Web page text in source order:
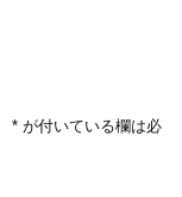
* が付いている欄は必